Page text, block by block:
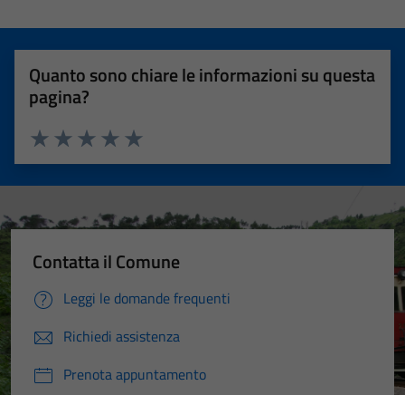
Quanto sono chiare le informazioni su questa
pagina?
Valuta 5 stelle su 5
Valuta 4 stelle su 5
Valuta 3 stelle su 5
Valuta 2 stelle su 5
Valuta 1 stelle su 5
Contatta il Comune
Leggi le domande frequenti
Richiedi assistenza
Prenota appuntamento